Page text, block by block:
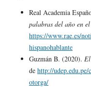
Real Academia
palabras del año en
https://www.rae.es/
hispanohablante
Guzmán B. (2020).
de http://udep.edu.pe/
otorga/